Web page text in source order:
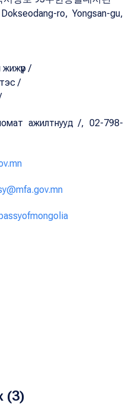
ro, Yongsan-gu,
/
/
ажилтнууд /, 02-798-
(3)